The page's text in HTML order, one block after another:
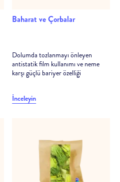
Baharat ve Çorbalar
Dolumda tozlanmayı önleyen
antistatik film kullanımı ve neme
karşı güçlü bariyer özelliği
İnceleyin